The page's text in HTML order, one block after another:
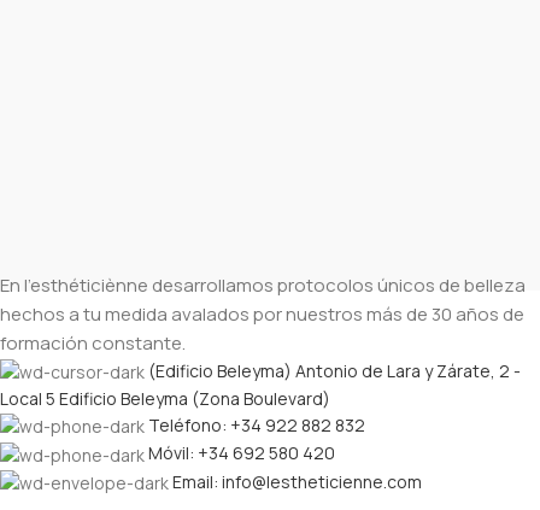
En l’esthéticiènne desarrollamos protocolos únicos de belleza
hechos a tu medida avalados por nuestros más de 30 años de
formación constante.
(Edificio Beleyma) Antonio de Lara y Zárate, 2 -
Local 5 Edificio Beleyma (Zona Boulevard)
Teléfono: +34 922 882 832
Móvil: +34 692 580 420
Email: info@lestheticienne.com